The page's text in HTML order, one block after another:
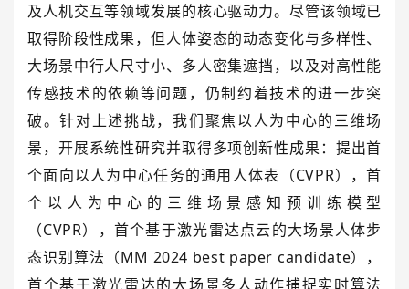
及人机交互等领域发展的核心驱动力。尽管该领域已
取得阶段性成果，但人体姿态的动态变化与多样性、
大场景中行人尺寸小、多人密集遮挡，以及对高性能
传感技术的依赖等问题，仍制约着技术的进一步突
破。针对上述挑战，我们聚焦以人为中心的三维场
景，开展系统性研究并取得多项创新性成果：提出首
个面向以人为中心任务的通用人体表（CVPR），首
个以人为中心的三维场景感知预训练模型
（CVPR），首个基于激光雷达点云的大场景人体步
态识别算法（MM 2024 best paper candidate），
首个基于激光雷达的大场景多人动作捕捉实时算法